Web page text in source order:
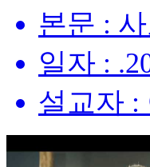
본문 :
일자 :
설교자 :